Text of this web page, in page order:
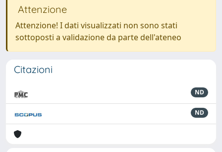
Attenzione
Attenzione! I dati visualizzati non sono stati
sottoposti a validazione da parte dell'ateneo
Citazioni
ND
ND